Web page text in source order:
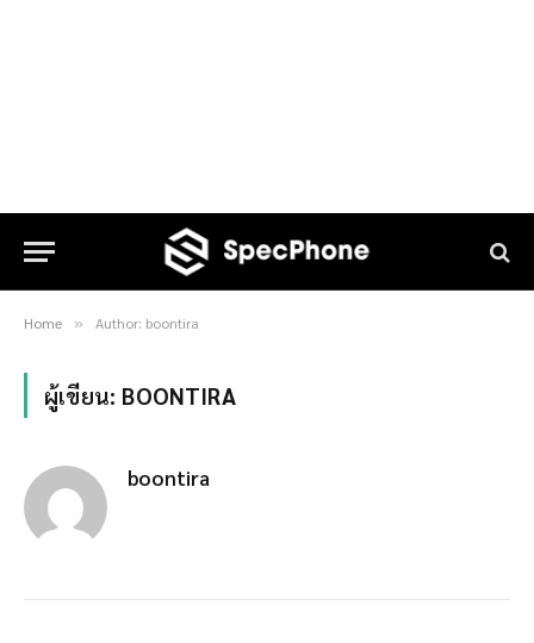
Home » Author: boontira
ผู้เขียน: BOONTIRA
boontira